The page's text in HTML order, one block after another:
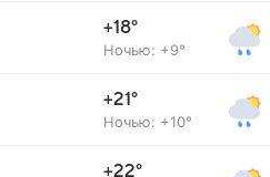
+18°
Ночью: +9°
+21°
Ночью: +10°
+22°